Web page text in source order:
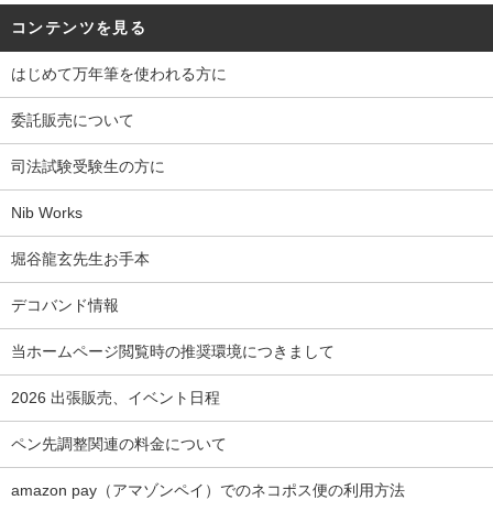
コンテンツを見る
はじめて万年筆を使われる方に
委託販売について
司法試験受験生の方に
Nib Works
堀谷龍玄先生お手本
デコバンド情報
当ホームページ閲覧時の推奨環境につきまして
2026 出張販売、イベント日程
ペン先調整関連の料金について
amazon pay（アマゾンペイ）でのネコポス便の利用方法